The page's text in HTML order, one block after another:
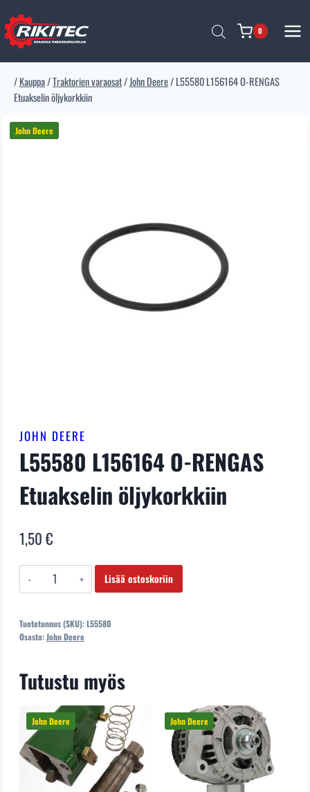
sisältöön
0
/Kauppa/Traktorien varaosat/John Deere/L55580 L156164 O-RENGAS
Etuakselin öljykorkkiin
JOHN DEERE
L55580 L156164 O-RENGAS
Etuakselin öljykorkkiin
1,50€
L55580
L156164
RENGAS
määrä
Lisää ostoskoriin
Tuotetunnus (SKU):L55580
Osasto:John Deere
Tutustu myös